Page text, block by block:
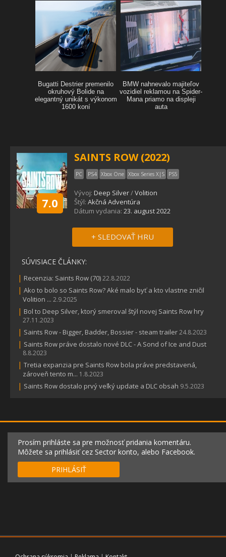
7.0
SAINTS ROW (2022)
PC PS4 Xbox One Xbox Series X|S PS5
Vývoj: Deep Silver/Volition
Štýl: Akčná Adventúra
Dátum vydania: 23. august 2022
+ SLEDOVAŤ HRU
SÚVISIACE ČLÁNKY:
| Recenzia: Saints Row (70)22.8.2022
| Ako to bolo so Saints Row? Aké malo byť a kto vlastne zničil
Volition ... 2.9.2025
| Bol to Deep Silver, ktorý smeroval štýl novej Saints Row hry
27.11.2023
| Saints Row - Bigger, Badder, Bossier - steam trailer24.8.2023
| Saints Row práve dostalo nové DLC - A Sond of Ice and Dust
8.8.2023
| Tretia expanzia pre Saints Row bola práve predstavená,
zároveň tento m... 1.8.2023
| Saints Row dostalo prvý veľký update a DLC obsah 9.5.2023
Prosím prihláste sa pre možnosť pridania komentáru.
Môžete sa prihlásiť cez Sector konto, alebo Facebook.
PRIHLÁSIŤ